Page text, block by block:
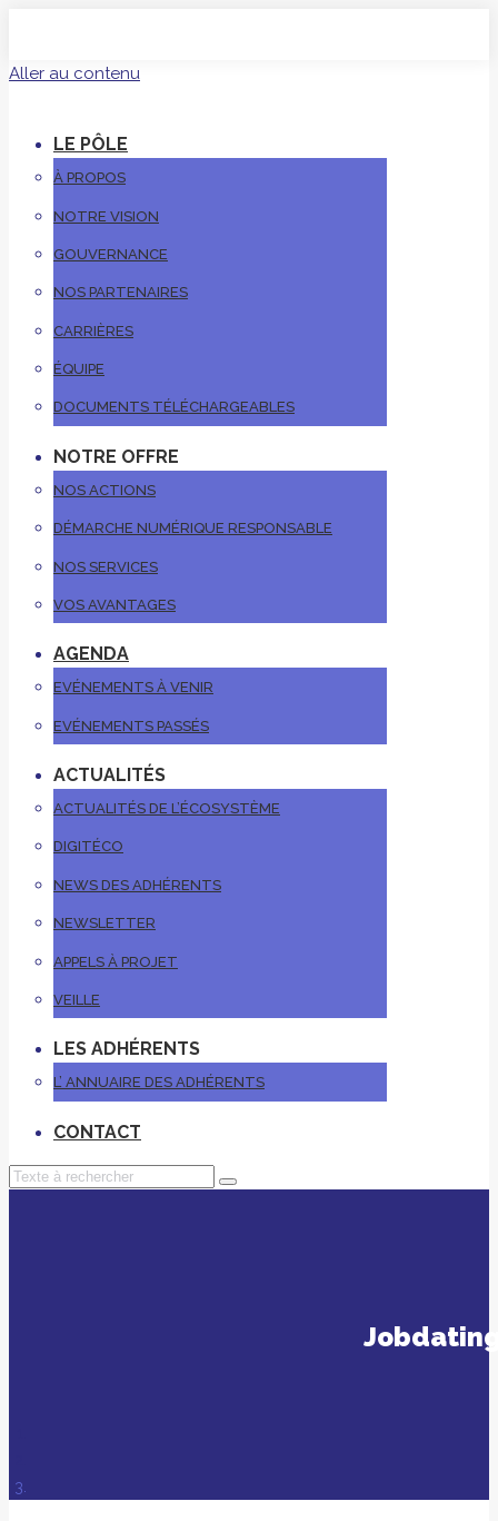
Aller au contenu
LE PÔLE
À PROPOS
NOTRE VISION
GOUVERNANCE
NOS PARTENAIRES
CARRIÈRES
ÉQUIPE
DOCUMENTS TÉLÉCHARGEABLES
NOTRE OFFRE
NOS ACTIONS
DÉMARCHE NUMÉRIQUE RESPONSABLE
NOS SERVICES
VOS AVANTAGES
AGENDA
EVÉNEMENTS À VENIR
EVÉNEMENTS PASSÉS
ACTUALITÉS
ACTUALITÉS DE L’ÉCOSYSTÈME
DIGITÉCO
NEWS DES ADHÉRENTS
NEWSLETTER
APPELS À PROJET
VEILLE
LES ADHÉRENTS
L’ ANNUAIRE DES ADHÉRENTS
CONTACT